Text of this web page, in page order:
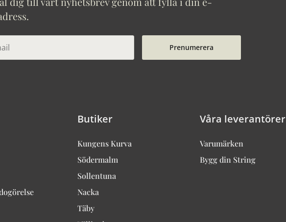
Prenumerera
Butiker
Kungens Kurva
Södermalm
Sollentuna
Nacka
Täby
Våra leverantörer
Varumärken
Bygg din String